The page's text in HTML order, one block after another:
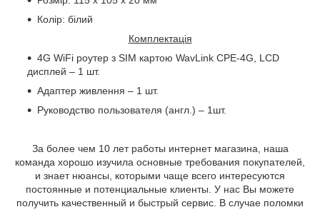
Колір: білий
Комплектація
4G WiFi роутер з SIM картою WavLink CPE-4G, LCD
дисплей – 1 шт.
Адаптер живлення – 1 шт.
Руководство пользователя (англ.) – 1шт.
За более чем 10 лет работы интернет магазина, наша
команда хорошо изучила основные требования покупателей,
и знает нюансы, которыми чаще всего интересуются
постоянные и потенциальные клиенты. У нас Вы можете
получить качественный и быстрый сервис. В случае поломки